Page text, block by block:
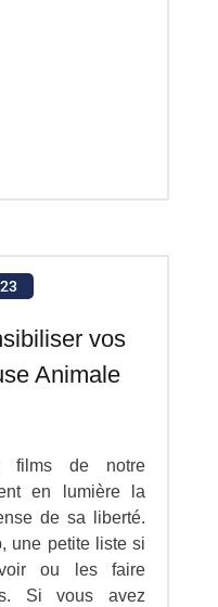
vos
Animale
films de notre
en lumière la
de sa liberté.
une petite liste si
ou les faire
Si vous avez